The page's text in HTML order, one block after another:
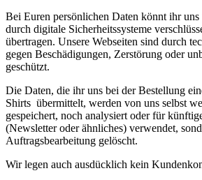
Bei Euren persönlichen Daten könnt ihr
durch digitale Sicherheitssysteme
übertragen. Unsere Webseiten sind durch
gegen Beschädigungen, Zerstörung oder
geschützt.
Die Daten, die ihr uns bei der Bestellung
Shirts übermittelt, werden von uns selbst
gespeichert, noch analysiert oder für
(Newsletter oder ähnliches) verwendet,
Auftragsbearbeitung gelöscht.
Wir legen auch ausdücklich kein